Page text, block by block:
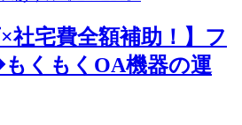
×社宅費全額補助！】フ
くもくOA機器の運